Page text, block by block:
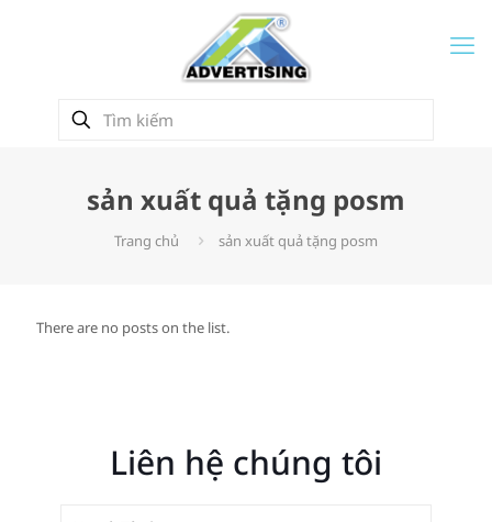
sản xuất quả tặng posm
Trang chủ sản xuất quả tặng posm
There are no posts on the list.
Liên hệ chúng tôi